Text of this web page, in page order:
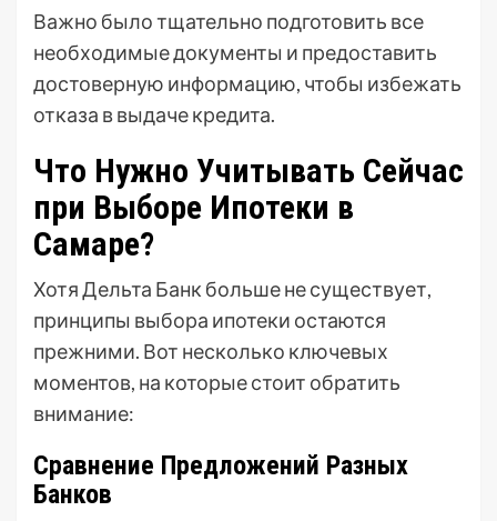
Важно было тщательно подготовить все
необходимые документы и предоставить
достоверную информацию, чтобы избежать
отказа в выдаче кредита.
Что Нужно Учитывать Сейчас
при Выборе Ипотеки в
Самаре?
Хотя Дельта Банк больше не существует,
принципы выбора ипотеки остаются
прежними. Вот несколько ключевых
моментов, на которые стоит обратить
внимание:
Сравнение Предложений Разных
Банков